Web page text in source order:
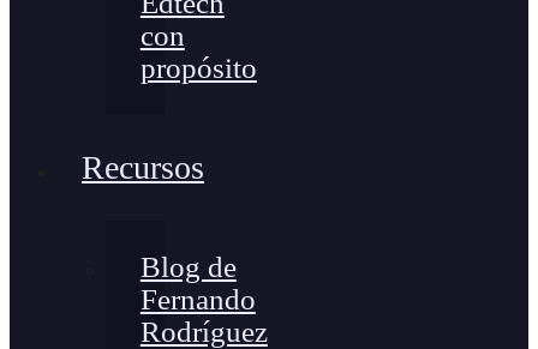
con
propósito
Recursos
Blog de
Fernando
Rodríguez